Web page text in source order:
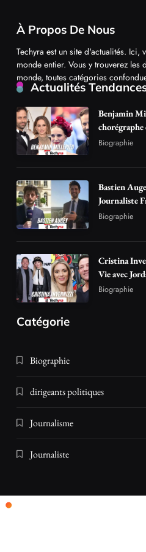
À Propos De Nous
Techyra est un site d'actualités. Ici,
monde entier. Vous y trouverez
monde, toutes catégories
Actualités
Benjamin
Biographie
Bastien
Journaliste
Biographie
Cristina
Vie avec
Biographie
Catégorie
Biographie
dirigeants politiques
Journalisme
Journaliste